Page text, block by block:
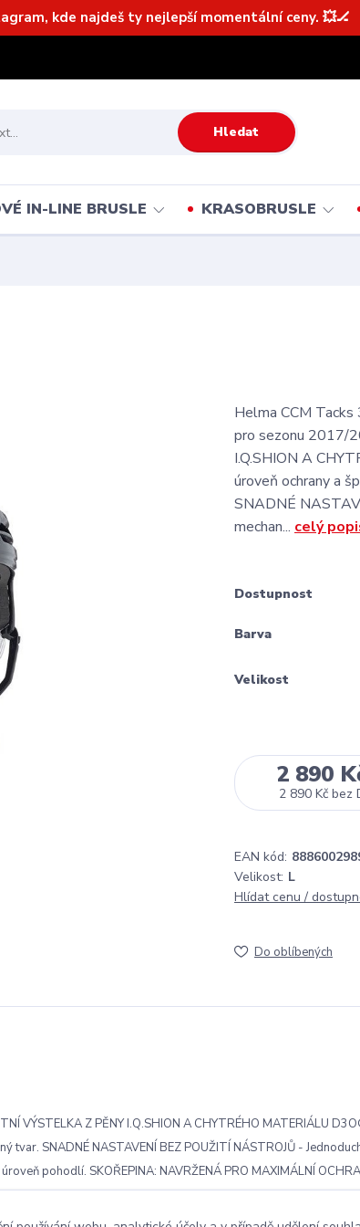
kde najdeš ty nejlepší momentální ceny. 💥🏒
Hledat
IN-LINE BRUSLE KRASOBRUSLE
Helma CCM
pro sezonu 2017/
I.Q.SHION A
úroveň ochrany a
SNADNÉ
mechan... celý
Dostupnost
Barva
Velikost
2 890
2 890 Kč bez
EAN kód:
Velikost: L
Hlídat cenu /
Do oblíbených
VÝSTELKA Z PĚNY I.Q.SHION A CHYTRÉHO MATERIÁLU
SNADNÉ NASTAVENÍ BEZ POUŽITÍ NÁSTROJŮ -
pohodlí. SKOŘEPINA: NAVRŽENÁ PRO MAXIMÁLNÍ